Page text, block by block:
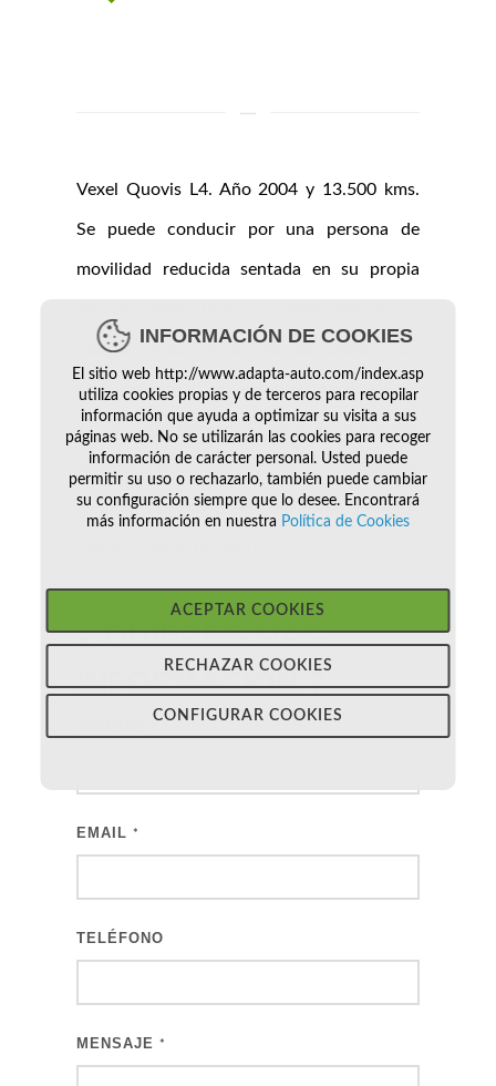
Vexel Quovis L4. Año 2004 y 13.500 kms.
Se puede conducir por una persona de
movilidad reducida sentada en su propia
plazas, conductor en silla de ruedas y un
acompañante. Tan solo es necesario el
carnet de ciclomotor. El vehiculo se entrega
revisado, transferido y con 12 meses de
garantía en todo el territorio nacional
¿ QUIERES MÁS
INFORMACIÓN?
EMAIL *
TELÉFONO
MENSAJE *
INFORMACIÓN DE COOKIES
El sitio web http://www.adapta-auto.com/index.asp
utiliza cookies propias y de terceros para recopilar
información que ayuda a optimizar su visita a sus
páginas web. No se utilizarán las cookies para recoger
información de carácter personal. Usted puede
permitir su uso o rechazarlo, también puede cambiar
su configuración siempre que lo desee. Encontrará
más información en nuestra Política de Cookies
ACEPTAR COOKIES
RECHAZAR COOKIES
CONFIGURAR COOKIES